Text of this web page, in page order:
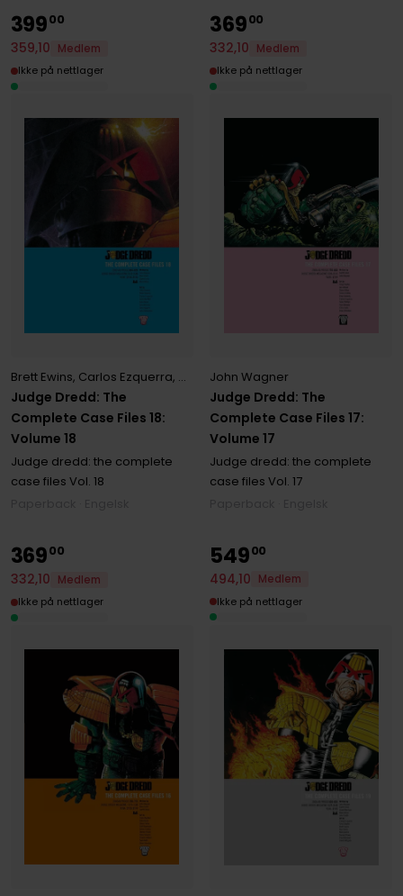
Judge Dredd: The
Complete Case Files 18:
Volume 18
Brett Ewins, Carlos Ezquerra, Garth Ennis,John Wagner
Judge dredd: the complete
case files Vol. 18
39900
359,10
Medlem
Ikke på nettlager
Judge Dredd: The
Complete Case Files 17:
Volume 17
John Wagner
Judge dredd: the complete
case files Vol. 17
36900
332,10
Medlem
Ikke på nettlager
36900
332,10
Medlem
Ikke på nettlager
54900
494,10
Medlem
Ikke på nettlager